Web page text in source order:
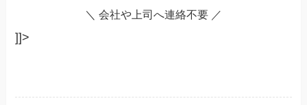
＼ 会社や上司へ連絡不要 ／
]]>